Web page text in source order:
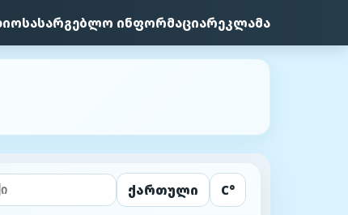
სასარგებლო ინფორმაციარეკლამა
ქართული C°